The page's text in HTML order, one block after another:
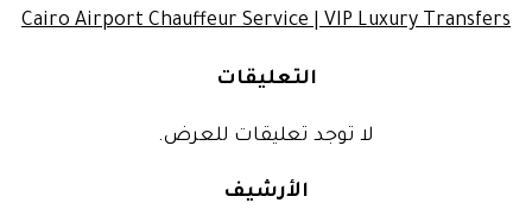
Cairo Airport Chauffeur Service | VIP Luxury Transfers
التعليقات
لا توجد تعليقات للعرض.
الأرشيف